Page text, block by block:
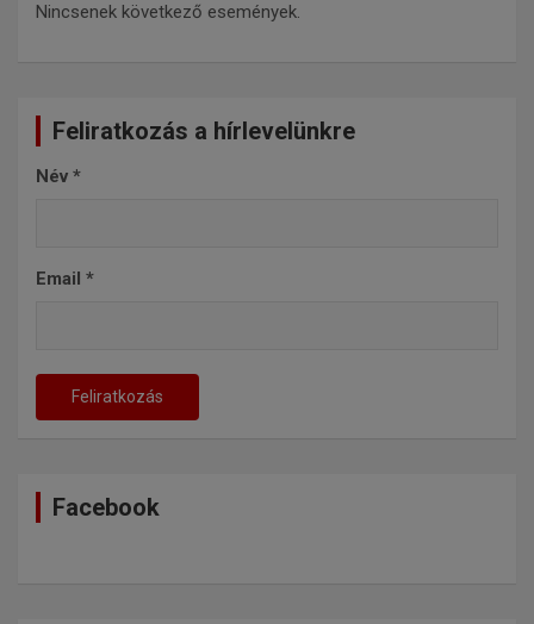
Nincsenek következő események.
Feliratkozás a hírlevelünkre
Név *
Email *
Facebook